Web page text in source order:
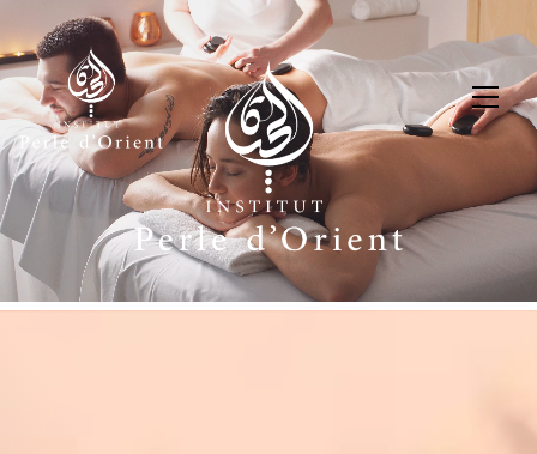
Panneau de gestion des cookies